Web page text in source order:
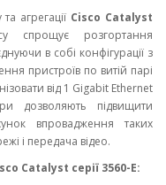
агрегації Cisco Catalyst
спрощує розгортання
в собі конфігурації з
пристроїв по витій парі
від 1 Gigabit Ethernet
дозволяють підвищити
впровадження таких
і передача відео.
Catalyst серії 3560-E: